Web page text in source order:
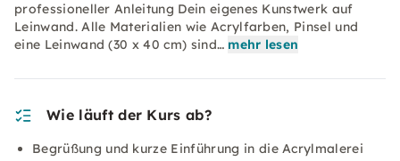
professioneller Anleitung Dein eigenes Kunstwerk auf
Leinwand. Alle Materialien wie Acrylfarben, Pinsel und
eine Leinwand (30 x 40 cm) sind… mehr lesen
Wie läuft der Kurs ab?
Begrüßung und kurze Einführung in die Acrylmalerei